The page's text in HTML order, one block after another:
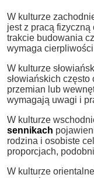
W kulturze
jest z pracą fizyczną
trakcie budowania
wymaga
W kulturze
słowiańskich
przemian lub
wymagają uwagi i
W kulturze
sennikach
rodzina i osobiste
proporcjach,
W kulturze